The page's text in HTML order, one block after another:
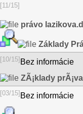
[11/15]
právo
Základy
[10/15] Bez informácie
ZÃ¡klady
[03/15] Bez informácie